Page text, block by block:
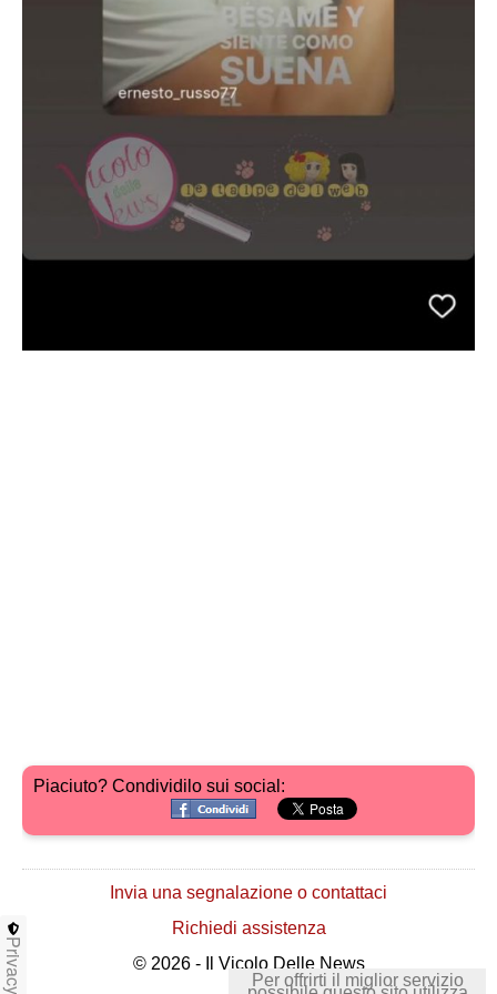
Piaciuto? Condividilo sui social:
Invia una segnalazione o contattaci
Richiedi assistenza
© 2026 - Il Vicolo Delle News
Per offrirti il miglior servizio
Privacy